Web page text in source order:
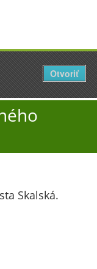
Skalská.
Otevřít
Otvoriť